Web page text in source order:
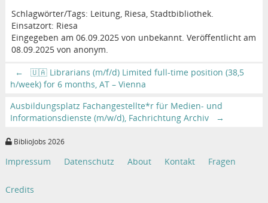
Schlagwörter/Tags: Leitung, Riesa, Stadtbibliothek.
Einsatzort: Riesa
Eingegeben am 06.09.2025 von unbekannt. Veröffentlicht am
08.09.2025 von anonym.
←
🇺🇦 Librarians (m/f/d) Limited full-time position (38,5
h/week) for 6 months, AT – Vienna
Ausbildungsplatz Fachangestellte*r für Medien- und
Informationsdienste (m/w/d), Fachrichtung Archiv
→
BiblioJobs 2026
Impressum Datenschutz About Kontakt Fragen
Credits